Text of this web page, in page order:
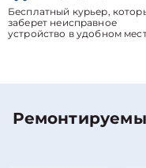
Бесплатный курьер,
заберет неисправное
устройство в удобном